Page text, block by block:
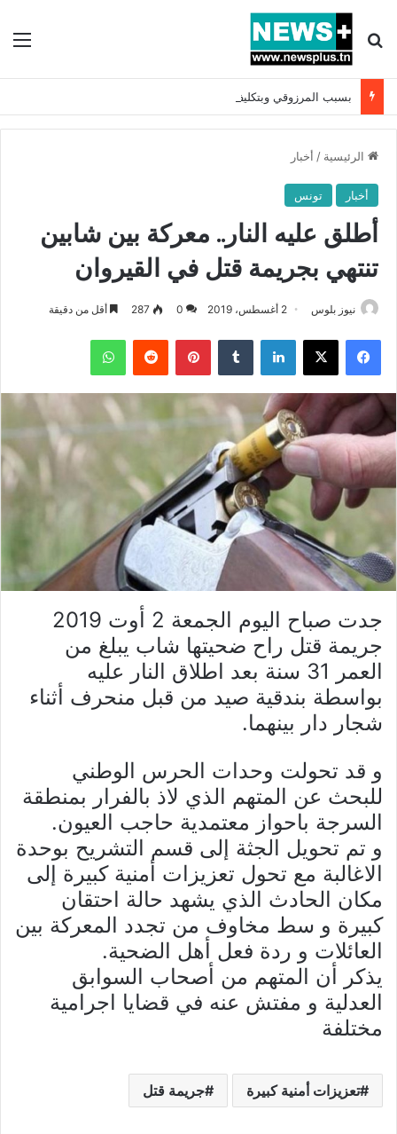
بحث عن
الرئيسية / أخبار
أخبار تونس
أطلق عليه النار.. معركة بين شابين
تنتهي بجريمة قتل في القيروان
نيوز بلوس 2 أغسطس، 2019 0
287 أقل من دقيقة
فيسبوك X لينكدإن بينتيريست واتساب
جدت صباح اليوم الجمعة 2 أوت 2019
جريمة قتل راح ضحيتها شاب يبلغ من
العمر 31 سنة بعد اطلاق النار عليه
بواسطة بندقية صيد من قبل منحرف أثناء
شجار دار بينهما.
و قد تحولت وحدات الحرس الوطني
للبحث عن المتهم الذي لاذ بالفرار بمنطقة
السرجة باحواز معتمدية حاجب العيون.
و تم تحويل الجثة إلى قسم التشريح بوحدة
الاغالبة مع تحول تعزيزات أمنية كبيرة إلى
مكان الحادث الذي يشهد حالة احتقان
كبيرة و سط مخاوف من تجدد المعركة بين
العائلات و ردة فعل أهل الضحية.
يذكر أن المتهم من أصحاب السوابق
العدلية و مفتش عنه في قضايا اجرامية
مختلفة
تعزيزات أمنية كبيرة جريمة قتل